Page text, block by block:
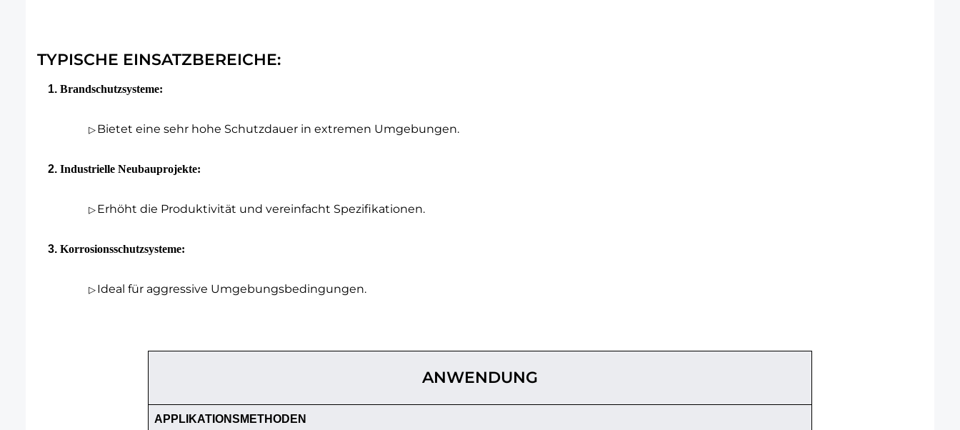
TYPISCHE EINSATZBEREICHE:
Brandschutzsysteme:
▷Bietet eine sehr hohe Schutzdauer in extremen Umgebungen.
Industrielle Neubauprojekte:
▷Erhöht die Produktivität und vereinfacht Spezifikationen.
Korrosionsschutzsysteme:
▷Ideal für aggressive Umgebungsbedingungen.
ANWENDUNG
APPLIKATIONSMETHODEN